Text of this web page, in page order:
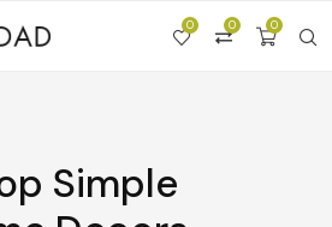
0
0
0